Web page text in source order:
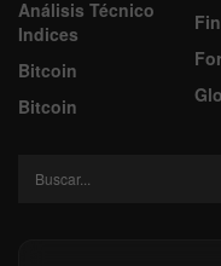
Análisis Técnico
Indices
Bitcoin
Bitcoin